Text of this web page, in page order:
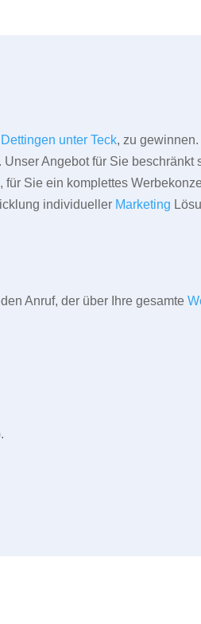
Dettingen unter Teck, zu gewinnen.
Angebot für Sie beschränkt
Sie ein komplettes
individueller Marketing
Anruf, der über Ihre gesamte